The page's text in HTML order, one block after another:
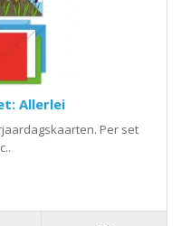
Allerlei
Per set